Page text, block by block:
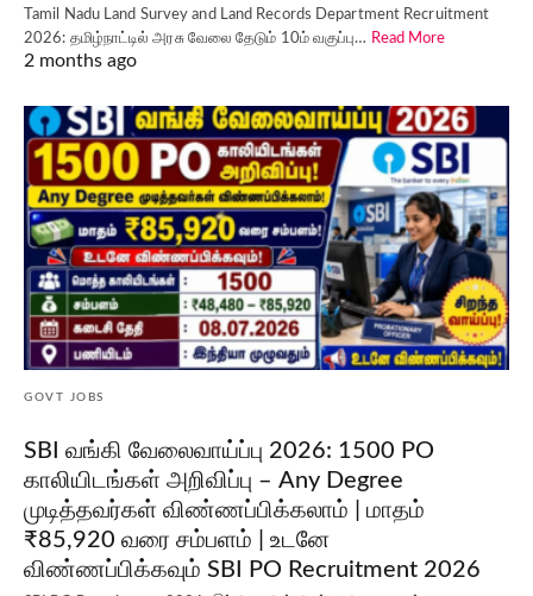
Tamil Nadu Land Survey and Land Records Department Recruitment
2026: தமிழ்நாட்டில் அரசு வேலை தேடும் 10ம் வகுப்பு… Read More
2 months ago
GOVT JOBS
SBI வங்கி வேலைவாய்ப்பு 2026: 1500 PO
காலியிடங்கள் அறிவிப்பு – Any Degree
முடித்தவர்கள் விண்ணப்பிக்கலாம் | மாதம்
₹85,920 வரை சம்பளம் | உடனே
விண்ணப்பிக்கவும் SBI PO Recruitment 2026